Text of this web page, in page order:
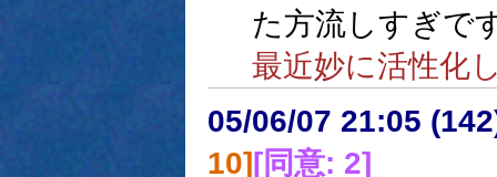
た方流しすぎで
最近妙に活性化
05/06/07 21:05
10][同意: 2]